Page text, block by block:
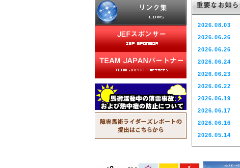
2026.07.10
2026.07.09
2026.07.08
2026.07.08
2026.07.07
2026.07.06
2026.07.01
2026.06.29
2026.06.26
2026.08.03
2026.06.26
2026.06.26
2026.06.24
2026.06.23
2026.06.22
2026.06.19
2026.06.17
2026.06.16
2026.05.14
2026.05.09